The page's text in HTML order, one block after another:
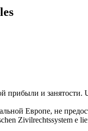
прибыли и занятости.
Европе, не
Zivilrechtssystem e